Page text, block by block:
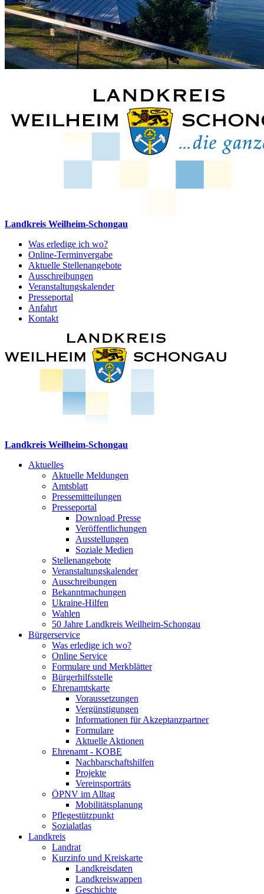
Landkreis Weilheim-Schongau
Was erledige ich wo?
Online-Terminvergabe
Aktuelle Stellenangebote
Ausschreibungen
Veranstaltungskalender
Presseportal
Anfahrt
Kontakt
Landkreis Weilheim-Schongau
Aktuelles
Aktuelle Meldungen
Amtsblatt
Pressemitteilungen
Presseportal
Download Presse
Veröffentlichungen
Ausstellungen
Soziale Medien
Stellenangebote
Veranstaltungskalender
Ausschreibungen
Bekanntmachungen
Ukraine-Hilfen
Wahlen
50 Jahre Landkreis Weilheim-Schongau
Bürgerservice
Was erledige ich wo?
Online Service
Formulare und Merkblätter
Bürgerhilfsstelle
Ehrenamtskarte
Voraussetzungen
Vergünstigungen
Informationen für Akzeptanzpartner
Formulare
Aktuelle Aktionen
Ehrenamt - KOBE
Nachbarschaftshilfen
Projekte
Vereinsporträts
ÖPNV im Alltag
Mobilitätsplanung
Pflegestützpunkt
Sozialatlas
Landkreis
Landrat
Kurzinfo und Kreiskarte
Landkreisdaten
Landkreiswappen
Geschichte